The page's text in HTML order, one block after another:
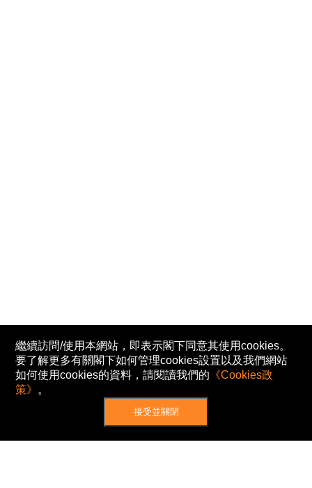
繼續訪問/使用本網站，即表示閣下同意其使用cookies。
要了解更多有關閣下如何管理cookies設置以及我們網站
如何使用cookies的資料，請閱讀我們的 《Cookies政
策》 。
接受並關閉